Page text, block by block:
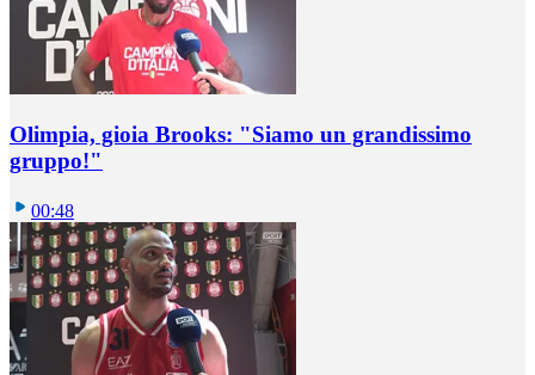
Olimpia, gioia Brooks: "Siamo un grandissimo
gruppo!"
00:48